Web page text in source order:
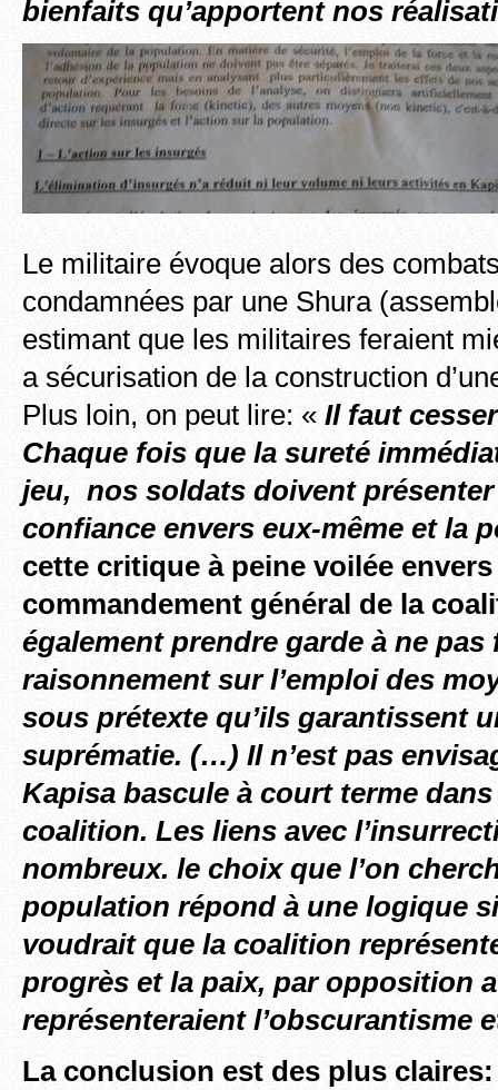
bienfaits qu’apportent nos
Le militaire évoque alors des
condamnées par une Shura
estimant que les militaires feraient
a sécurisation de la construction
Plus loin, on peut lire: « Il faut
Chaque fois que la sureté
jeu, nos soldats doivent
confiance envers eux-même et la
cette critique à peine voilée envers
commandement général de la
également prendre garde à ne pas
raisonnement sur l’emploi des
sous prétexte qu’ils garantissent
suprématie. (…) Il n’est pas
Kapisa bascule à court terme
coalition. Les liens avec
nombreux. le choix que l’on
population répond à une logique
voudrait que la coalition
progrès et la paix, par opposition
représenteraient l’obscurantisme
La conclusion est des plus